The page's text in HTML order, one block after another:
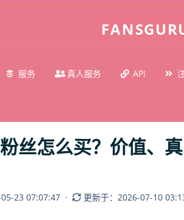
服务 真人服务 API
丝怎么买？价值、
23 07:07:47 · 更新于：2026-07-10